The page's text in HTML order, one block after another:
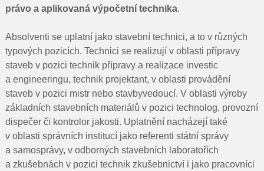
právo a aplikovaná výpočetní technika.
Absolventi se uplatní jako stavební technici, a to v různých
typových pozicích. Technici se realizují v oblasti přípravy
staveb v pozici technik přípravy a realizace investic
a engineeringu, technik projektant, v oblasti provádění
staveb v pozici mistr nebo stavbyvedoucí. V oblasti výroby
základních stavebních materiálů v pozici technolog, provozní
dispečer či kontrolor jakosti. Uplatnění nacházejí také
v oblasti správních institucí jako referenti státní správy
a samosprávy, v odborných stavebních laboratořích
a zkušebnách v pozici technik zkušebnictví i jako pracovníci